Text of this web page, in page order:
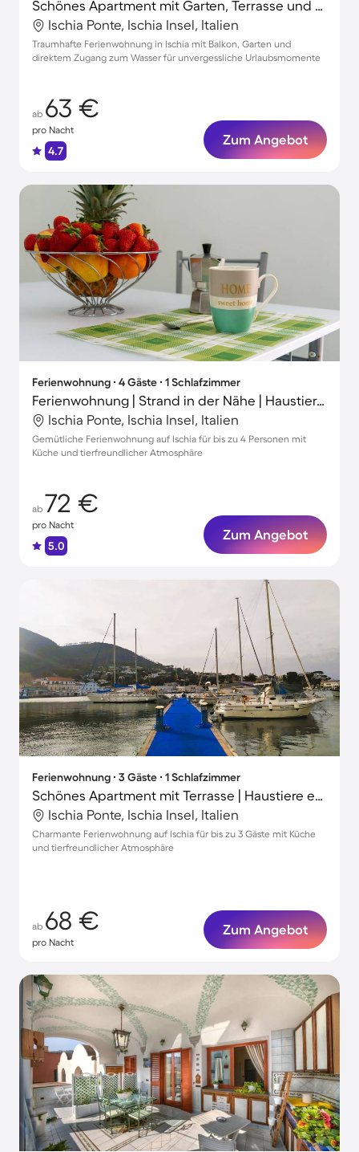
Schönes Apartment mit Garten, Terrasse und Grill | Stadtblick | Strand in der Nähe
Ischia Ponte, Ischia Insel, Italien
Traumhafte Ferienwohnung in Ischia mit Balkon, Garten und
direktem Zugang zum Wasser für unvergessliche Urlaubsmomente
ab 63 €
pro Nacht
4.7
Zum Angebot
Ferienwohnung ∙ 4 Gäste ∙ 1 Schlafzimmer
Ferienwohnung | Strand in der Nähe | Haustiere erlaubt
Ischia Ponte, Ischia Insel, Italien
Gemütliche Ferienwohnung auf Ischia für bis zu 4 Personen mit
Küche und tierfreundlicher Atmosphäre
ab 72 €
pro Nacht
5.0
Zum Angebot
Ferienwohnung ∙ 3 Gäste ∙ 1 Schlafzimmer
Schönes Apartment mit Terrasse | Haustiere erlaubt
Ischia Ponte, Ischia Insel, Italien
Charmante Ferienwohnung auf Ischia für bis zu 3 Gäste mit Küche
und tierfreundlicher Atmosphäre
ab 68 €
pro Nacht
Zum Angebot